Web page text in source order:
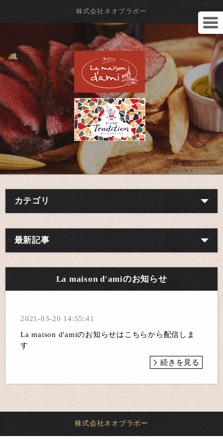
株式会社ネオブラボー
カテゴリ
最新記事
La maison d'amiのお知らせ
2021-03-20 14:55:41
La maison d'amiのお知らせはこちらから配信しま
す
続きを見る
株式会社ネオブラボー